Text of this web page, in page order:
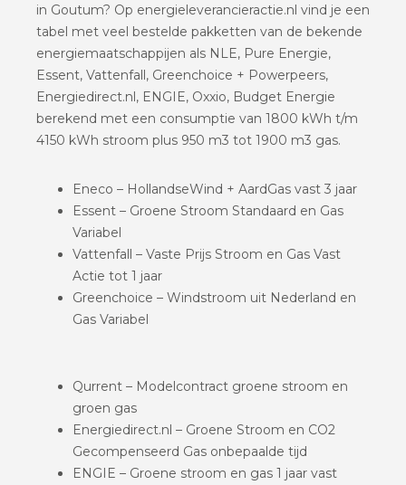
in Goutum? Op energieleverancieractie.nl vind je een
tabel met veel bestelde pakketten van de bekende
energiemaatschappijen als NLE, Pure Energie,
Essent, Vattenfall, Greenchoice + Powerpeers,
Energiedirect.nl, ENGIE, Oxxio, Budget Energie
berekend met een consumptie van 1800 kWh t/m
4150 kWh stroom plus 950 m3 tot 1900 m3 gas.
Eneco – HollandseWind + AardGas vast 3 jaar
Essent – Groene Stroom Standaard en Gas
Variabel
Vattenfall – Vaste Prijs Stroom en Gas Vast
Actie tot 1 jaar
Greenchoice – Windstroom uit Nederland en
Gas Variabel
Qurrent – Modelcontract groene stroom en
groen gas
Energiedirect.nl – Groene Stroom en CO2
Gecompenseerd Gas onbepaalde tijd
ENGIE – Groene stroom en gas 1 jaar vast